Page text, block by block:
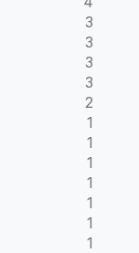
3
3
3
3
2
1
1
1
1
1
1
1